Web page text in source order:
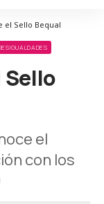
el Sello Bequal
Sello
el
con los